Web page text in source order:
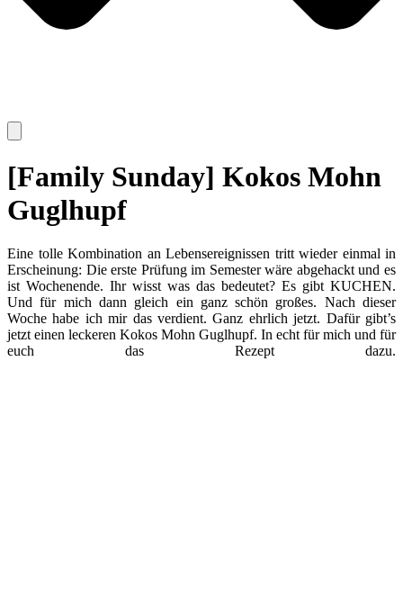
[Family Sunday] Kokos Mohn
Guglhupf
Eine tolle Kombination an Lebensereignissen tritt wieder einmal in
Erscheinung: Die erste Prüfung im Semester wäre abgehackt und es
ist Wochenende. Ihr wisst was das bedeutet? Es gibt KUCHEN.
Und für mich dann gleich ein ganz schön großes. Nach dieser
Woche habe ich mir das verdient. Ganz ehrlich jetzt. Dafür gibt’s
jetzt einen leckeren Kokos Mohn Guglhupf. In echt für mich und für
euch das Rezept dazu.